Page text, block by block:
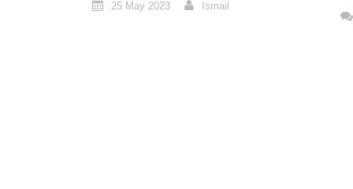
25 May 2023 Ismail